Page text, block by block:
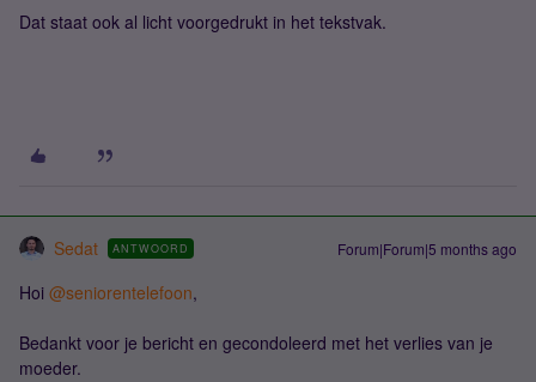
Dat staat ook al licht voorgedrukt in het tekstvak.
Sedat ANTWOORD Forum|Forum|5 months ago
Hoi ​ @seniorentelefoon,
Bedankt voor je bericht en gecondoleerd met het verlies van je
moeder.